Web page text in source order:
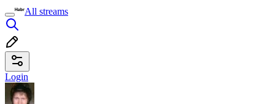
All streams
Login